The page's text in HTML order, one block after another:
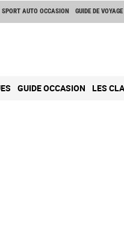
SPORT AUTO OCCASION GUIDE DE VOYAGE
GUIDE OCCASION LES